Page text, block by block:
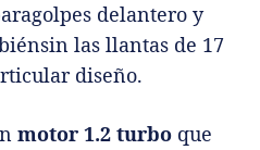
delantero y
las llantas de 17
diseño.
motor 1.2 turbo que